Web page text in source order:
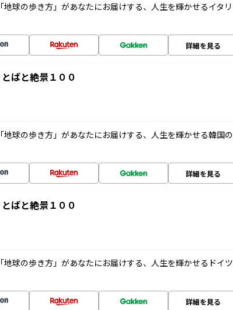
球の歩き方」があなたにお届けする、人生を輝かせるイタリ
詳細を見る
ばと絶景１００
球の歩き方」があなたにお届けする、人生を輝かせる韓国の
詳細を見る
ばと絶景１００
球の歩き方」があなたにお届けする、人生を輝かせるドイツ
詳細を見る